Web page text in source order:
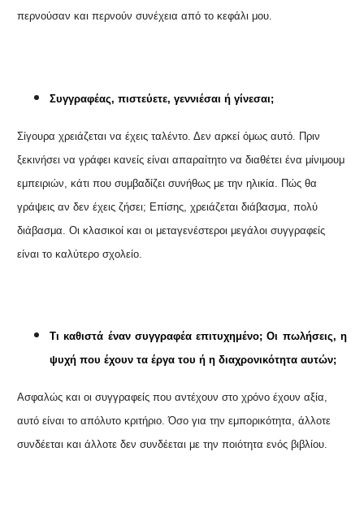
περνούσαν και περνούν συνέχεια από το κεφάλι μου.
Συγγραφέας, πιστεύετε, γεννιέσαι ή γίνεσαι;
Σίγουρα χρειάζεται να έχεις ταλέντο. Δεν αρκεί όμως αυτό. Πριν
ξεκινήσει να γράφει κανείς είναι απαραίτητο να διαθέτει ένα μίνιμουμ
εμπειριών, κάτι που συμβαδίζει συνήθως με την ηλικία. Πώς θα
γράψεις αν δεν έχεις ζήσει; Επίσης, χρειάζεται διάβασμα, πολύ
διάβασμα. Οι κλασικοί και οι μεταγενέστεροι μεγάλοι συγγραφείς
είναι το καλύτερο σχολείο.
Τι καθιστά έναν συγγραφέα επιτυχημένο; Οι πωλήσεις, η
ψυχή που έχουν τα έργα του ή η διαχρονικότητα αυτών;
Ασφαλώς και οι συγγραφείς που αντέχουν στο χρόνο έχουν αξία,
αυτό είναι το απόλυτο κριτήριο. Όσο για την εμπορικότητα, άλλοτε
συνδέεται και άλλοτε δεν συνδέεται με την ποιότητα ενός βιβλίου.